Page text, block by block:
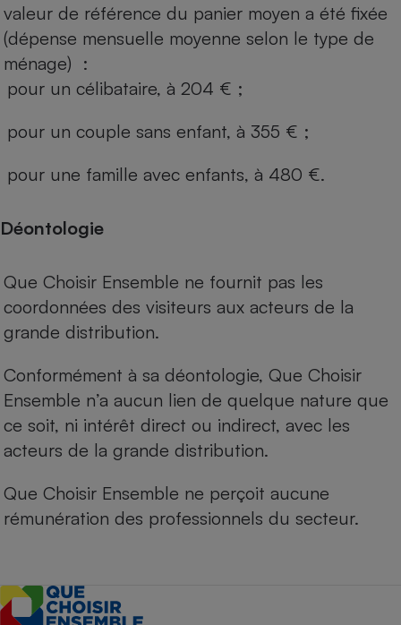
valeur de référence du panier moyen a été fixée
(dépense mensuelle moyenne selon le type de
ménage) :
pour un célibataire, à 204 € ;
pour un couple sans enfant, à 355 € ;
pour une famille avec enfants, à 480 €.
Déontologie
Que Choisir Ensemble ne fournit pas les
coordonnées des visiteurs aux acteurs de la
grande distribution.
Conformément à sa déontologie, Que Choisir
Ensemble n’a aucun lien de quelque nature que
ce soit, ni intérêt direct ou indirect, avec les
acteurs de la grande distribution.
Que Choisir Ensemble ne perçoit aucune
rémunération des professionnels du secteur.